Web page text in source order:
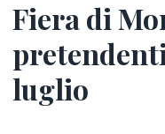
Fiera di
luglio